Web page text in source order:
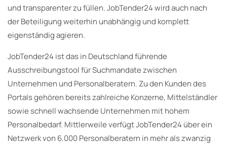
und transparenter zu füllen. JobTender24 wird auch nach
der Beteiligung weiterhin unabhängig und komplett
eigenständig agieren.
JobTender24 ist das in Deutschland führende
Ausschreibungstool für Suchmandate zwischen
Unternehmen und Personalberatern. Zu den Kunden des
Portals gehören bereits zahlreiche Konzerne, Mittelständler
sowie schnell wachsende Unternehmen mit hohem
Personalbedarf. Mittlerweile verfügt JobTender24 über ein
Netzwerk von 6.000 Personalberatern in mehr als zwanzig